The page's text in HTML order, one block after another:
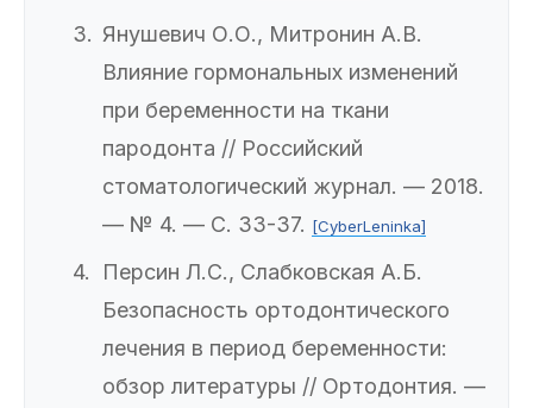
Янушевич О.О., Митронин А.В.
Влияние гормональных изменений
при беременности на ткани
пародонта // Российский
стоматологический журнал. — 2018.
— № 4. — С. 33-37. [CyberLeninka]
Персин Л.С., Слабковская А.Б.
Безопасность ортодонтического
лечения в период беременности:
обзор литературы // Ортодонтия. —